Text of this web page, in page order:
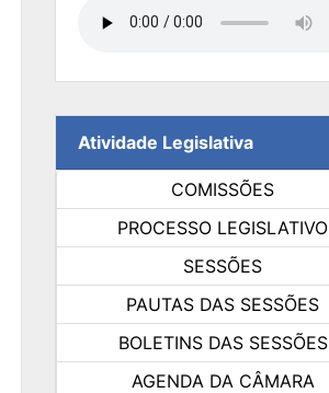
Atividade Legislativa
COMISSÕES
PROCESSO LEGISLATIVO
SESSÕES
PAUTAS DAS SESSÕES
BOLETINS DAS SESSÕES
AGENDA DA CÂMARA